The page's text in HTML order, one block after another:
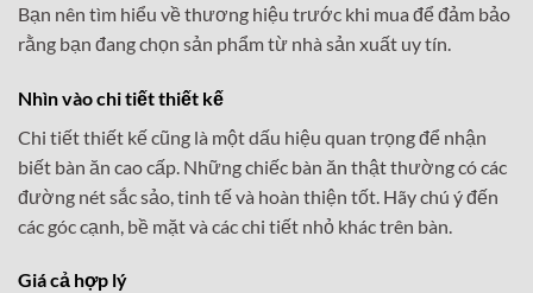
Bạn nên tìm hiểu về thương hiệu trước khi mua để đảm bảo
rằng bạn đang chọn sản phẩm từ nhà sản xuất uy tín.
Nhìn vào chi tiết thiết kế
Chi tiết thiết kế cũng là một dấu hiệu quan trọng để nhận
biết bàn ăn cao cấp. Những chiếc bàn ăn thật thường có các
đường nét sắc sảo, tinh tế và hoàn thiện tốt. Hãy chú ý đến
các góc cạnh, bề mặt và các chi tiết nhỏ khác trên bàn.
Giá cả hợp lý